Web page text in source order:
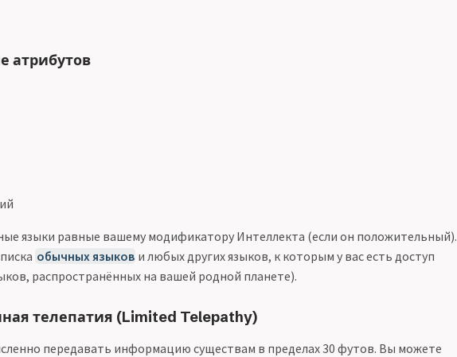
атрибутов
языки равные вашему модификатору Интеллекта (если он положительный).
обычных языков и любых других языков, к которым у вас есть доступ
распространённых на вашей родной планете).
телепатия (Limited Telepathy)
передавать информацию существам в пределах 30 футов. Вы можете